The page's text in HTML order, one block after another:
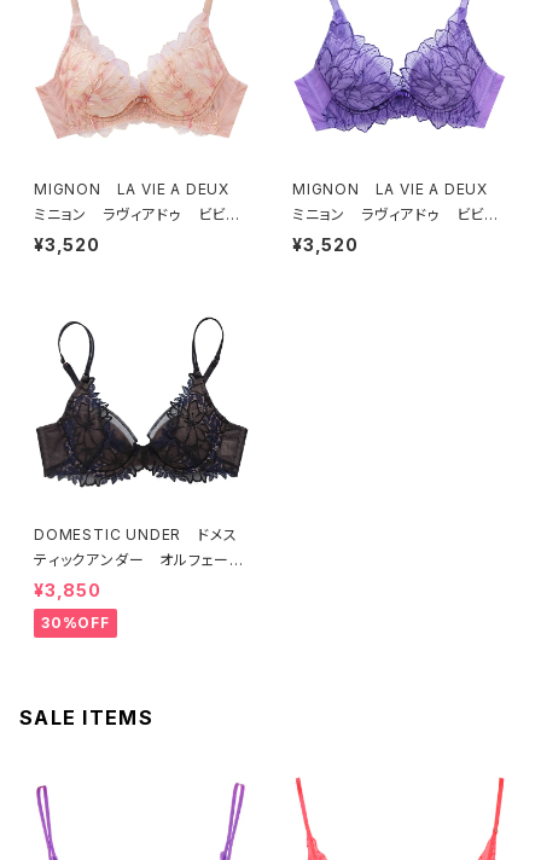
MIGNON LA VIE A DEUX
ミニョン ラヴィアドゥ ビビア
ーナ ブラジャー（ピーチ）M20
¥3,520
MIGNON LA VIE A DEUX
ミニョン ラヴィアドゥ ビビア
ーナ ブラジャー（ヴィオレッタ）
¥3,520
DOMESTIC UNDER ドメス
ティックアンダー オルフェーヴ
ル ブラジャー（ブラック）D225
4 送料無料
¥3,850
30%OFF
SALE ITEMS